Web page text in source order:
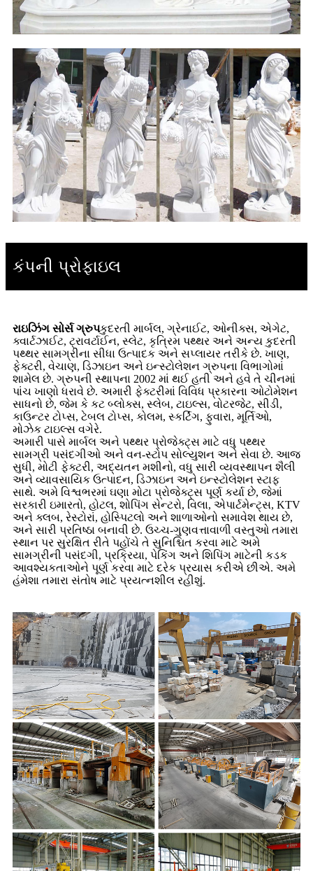
કંપની પ્રોફાઇલ
રાઇઝિંગ સોર્સ ગ્રુપકુદરતી માર્બલ, ગ્રેનાઈટ, ઓનીક્સ, એગેટ,
ક્વાર્ટઝાઈટ, ટ્રાવર્ટાઈન, સ્લેટ, કૃત્રિમ પથ્થર અને અન્ય કુદરતી
પથ્થર સામગ્રીના સીધા ઉત્પાદક અને સપ્લાયર તરીકે છે. ખાણ,
ફેક્ટરી, વેચાણ, ડિઝાઇન અને ઇન્સ્ટોલેશન ગ્રુપના વિભાગોમાં
શામેલ છે. ગ્રુપની સ્થાપના 2002 માં થઈ હતી અને હવે તે ચીનમાં
પાંચ ખાણો ધરાવે છે. અમારી ફેક્ટરીમાં વિવિધ પ્રકારના ઓટોમેશન
સાધનો છે, જેમ કે કટ બ્લોક્સ, સ્લેબ, ટાઇલ્સ, વોટરજેટ, સીડી,
કાઉન્ટર ટોપ્સ, ટેબલ ટોપ્સ, કોલમ, સ્કર્ટિંગ, ફુવારા, મૂર્તિઓ,
મોઝેક ટાઇલ્સ વગેરે.
અમારી પાસે માર્બલ અને પથ્થર પ્રોજેક્ટ્સ માટે વધુ પથ્થર
સામગ્રી પસંદગીઓ અને વન-સ્ટોપ સોલ્યુશન અને સેવા છે. આજ
સુધી, મોટી ફેક્ટરી, અદ્યતન મશીનો, વધુ સારી વ્યવસ્થાપન શૈલી
અને વ્યાવસાયિક ઉત્પાદન, ડિઝાઇન અને ઇન્સ્ટોલેશન સ્ટાફ
સાથે. અમે વિશ્વભરમાં ઘણા મોટા પ્રોજેક્ટ્સ પૂર્ણ કર્યા છે, જેમાં
સરકારી ઇમારતો, હોટલ, શોપિંગ સેન્ટરો, વિલા, એપાર્ટમેન્ટ્સ, KTV
અને ક્લબ, રેસ્ટોરાં, હોસ્પિટલો અને શાળાઓનો સમાવેશ થાય છે,
અને સારી પ્રતિષ્ઠા બનાવી છે. ઉચ્ચ-ગુણવત્તાવાળી વસ્તુઓ તમારા
સ્થાન પર સુરક્ષિત રીતે પહોંચે તે સુનિશ્ચિત કરવા માટે અમે
સામગ્રીની પસંદગી, પ્રક્રિયા, પેકિંગ અને શિપિંગ માટેની કડક
આવશ્યકતાઓને પૂર્ણ કરવા માટે દરેક પ્રયાસ કરીએ છીએ. અમે
હંમેશા તમારા સંતોષ માટે પ્રયત્નશીલ રહીશું.